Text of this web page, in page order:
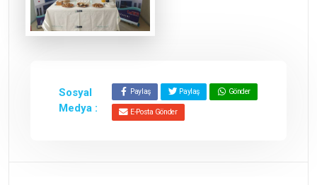
Sosyal
Medya :
Paylaş Paylaş Gönder
E-Posta Gönder